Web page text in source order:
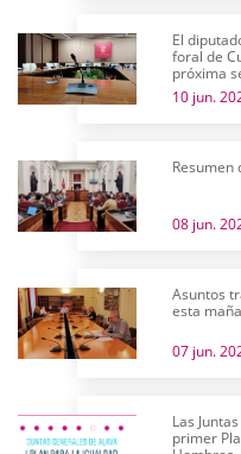
El
foral de
próxima
10 jun.
Resumen
08 jun.
Asuntos
esta
07 jun.
Las
primer